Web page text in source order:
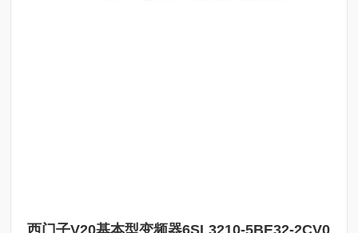
西门子V20基本型变频器6SL3210-5BE32-2CV0